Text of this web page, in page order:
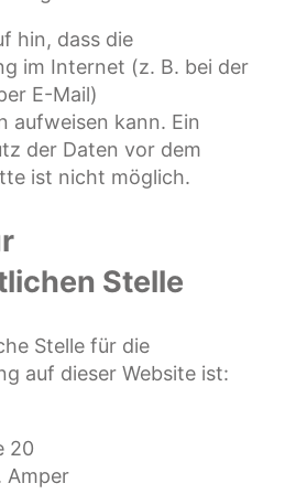
hin, dass die
im Internet (z. B. bei der
E-Mail)
aufweisen kann. Ein
der Daten vor dem
ist nicht möglich.
Stelle
Stelle für die
auf dieser Website ist:
20
Amper